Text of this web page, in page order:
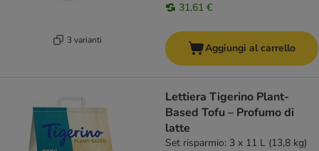
3 varianti
31,61 €
Aggiungi al carrello
Lettiera Tigerino Plant-
Based Tofu – Profumo di
latte
Set risparmio: 3 x 11 L (13,8 kg)